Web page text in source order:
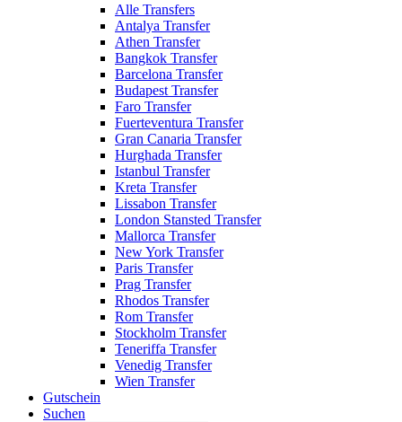
Alle Transfers
Antalya Transfer
Athen Transfer
Bangkok Transfer
Barcelona Transfer
Budapest Transfer
Faro Transfer
Fuerteventura Transfer
Gran Canaria Transfer
Hurghada Transfer
Istanbul Transfer
Kreta Transfer
Lissabon Transfer
London Stansted Transfer
Mallorca Transfer
New York Transfer
Paris Transfer
Prag Transfer
Rhodos Transfer
Rom Transfer
Stockholm Transfer
Teneriffa Transfer
Venedig Transfer
Wien Transfer
Gutschein
Suchen